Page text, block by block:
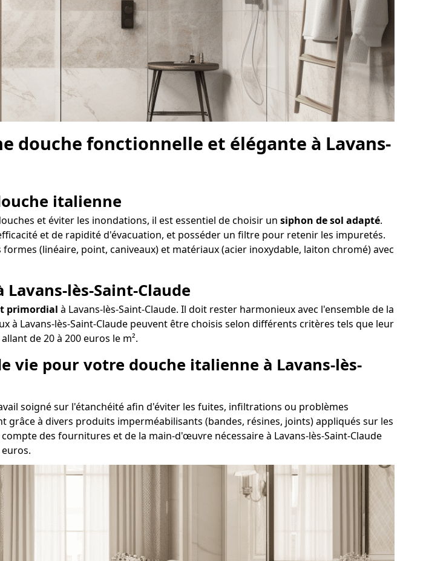
douche fonctionnelle et élégante à Lavans-
italienne
et éviter les inondations, il est essentiel de choisir un siphon de sol adapté.
et de rapidité d'évacuation, et posséder un filtre pour retenir les impuretés.
(linéaire, point, caniveaux) et matériaux (acier inoxydable, laiton chromé) avec
lès-Saint-Claude
primordial à Lavans-lès-Saint-Claude. Il doit rester harmonieux avec l'ensemble de la
à Lavans-lès-Saint-Claude peuvent être choisis selon différents critères tels que leur
de 20 à 200 euros le m².
vie pour votre douche italienne à Lavans-lès-
soigné sur l'étanchéité afin d'éviter les fuites, infiltrations ou problèmes
à divers produits imperméabilisants (bandes, résines, joints) appliqués sur les
des fournitures et de la main-d'œuvre nécessaire à Lavans-lès-Saint-Claude